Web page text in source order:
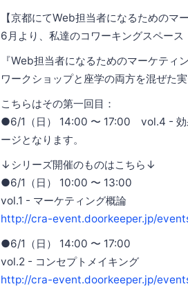
【京都にてWeb担当者になるためのマ
6月より、私達のコワーキングスペース
『Web担当者になるためのマーケティ
ワークショップと座学の両方を混ぜた
こちらはその第一回目：
●6/1（日） 14:00 〜 17:00 vol.4 - 効
ージとなります。
↓シリーズ開催のものはこちら↓
●6/1（日） 10:00 〜 13:00
vol.1 - マーケティング概論
http://cra-event.doorkeeper.jp/
●6/1（日） 14:00 〜 17:00
vol.2 - コンセプトメイキング
http://cra-event.doorkeeper.jp/